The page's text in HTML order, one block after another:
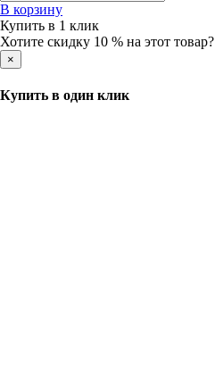
В корзину
Купить в 1 клик
Хотите скидку 10 % на этот товар?
×
Купить в один клик